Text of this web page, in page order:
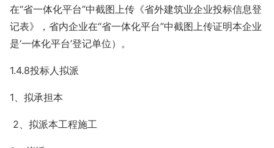
在“省一体化平台”中截图上传《省外建筑业企业投标信息登
记表》，省内企业在“省一体化平台”中截图上传证明本企业
是‘一体化平台’登记单位）。
1.4.8投标人拟派
1、拟承担本
2、拟派本工程施工